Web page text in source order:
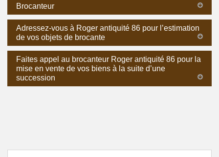
Brocanteur
Adressez-vous à Roger antiquité 86 pour l’estimation
de vos objets de brocante
Faites appel au brocanteur Roger antiquité 86 pour la
mise en vente de vos biens à la suite d’une
succession